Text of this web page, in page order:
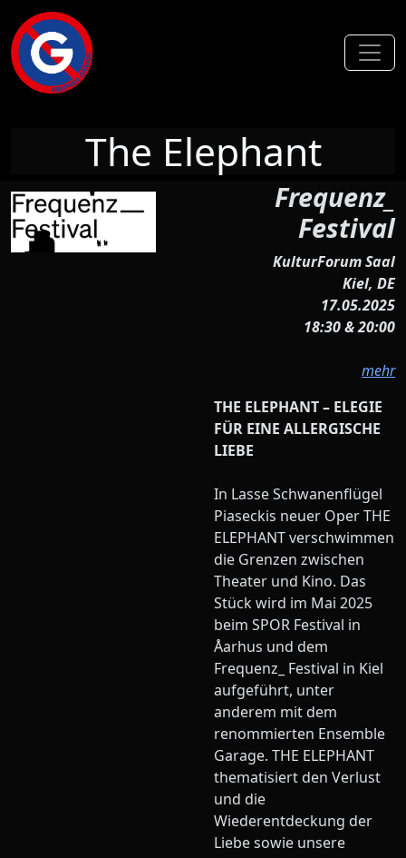
The Elephant
Frequenz_
Festival
KulturForum Saal
Kiel, DE
17.05.2025
18:30 & 20:00
mehr
THE ELEPHANT – ELEGIE
FÜR EINE ALLERGISCHE
LIEBE
In Lasse Schwanenflügel
Piaseckis neuer Oper THE
ELEPHANT verschwimmen
die Grenzen zwischen
Theater und Kino. Das
Stück wird im Mai 2025
beim SPOR Festival in
Åarhus und dem
Frequenz_ Festival in Kiel
aufgeführt, unter
anderem mit dem
renommierten Ensemble
Garage. THE ELEPHANT
thematisiert den Verlust
und die
Wiederentdeckung der
Liebe sowie unsere